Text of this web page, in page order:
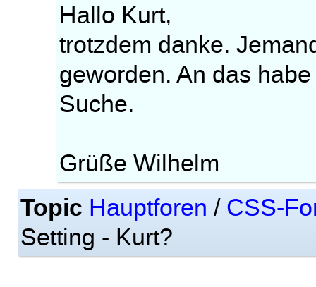
Hallo Kurt,
trotzdem danke.
geworden. An das
Suche.
Grüße Wilhelm
Topic Hauptforen / CSS-
Setting - Kurt?